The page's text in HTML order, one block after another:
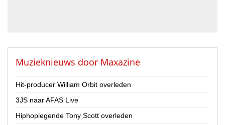
Nederland
België
Provincie
Muzieknieuws door Maxazine
Hit-producer William Orbit overleden
3JS naar AFAS Live
Hiphoplegende Tony Scott overleden